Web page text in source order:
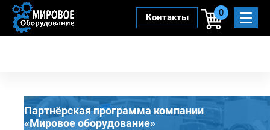
Контакты 0
Партнёрская программа компании
«Мировое оборудование»